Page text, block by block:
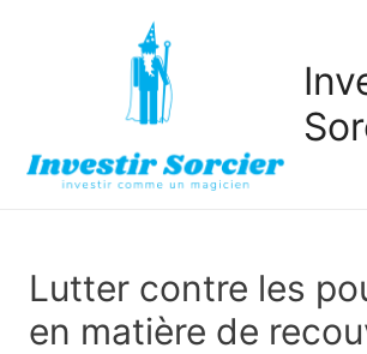
Lutter contre les
en matière de